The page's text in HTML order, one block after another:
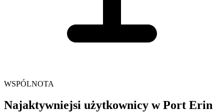
WSPÓLNOTA
Najaktywniejsi użytkownicy w Port Erin